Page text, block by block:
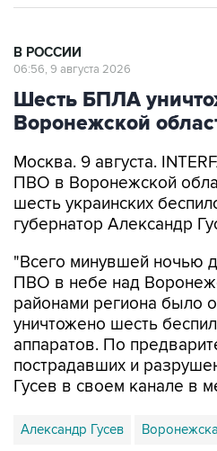
В РОССИИ
06:56, 9 августа 2026
Шесть БПЛА
Воронежской
Москва. 9 августа.
ПВО в Воронежской
шесть украинских
губернатор Александр
"Всего минувшей ночью
ПВО в небе над
районами региона было
уничтожено шесть
аппаратов. По
пострадавших и
Гусев в своем канале в
Александр Гусев